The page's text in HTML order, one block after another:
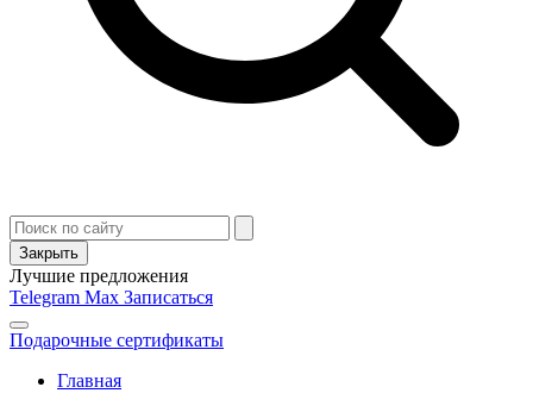
Закрыть
Лучшие предложения
Telegram Max Записаться
Подарочные сертификаты
Главная